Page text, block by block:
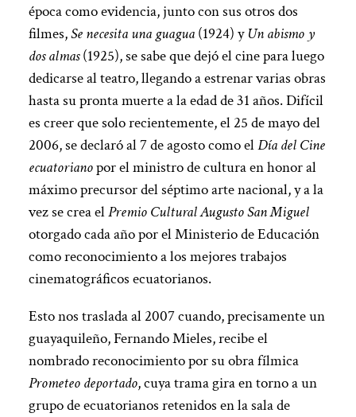
época como evidencia, junto con sus otros dos
filmes,Se necesita una guagua(1924) y Un abismo y
dos almas(1925), se sabe que dejó el cine para luego
dedicarse al teatro, llegando a estrenar varias obras
hasta su pronta muerte a la edad de 31 años. Difícil
es creer que solo recientemente, el 25 de mayo del
2006, se declaró al 7 de agosto como elDía del Cine
ecuatorianopor el ministro de cultura en honor al
máximo precursor del séptimo arte nacional, y a la
vez se crea elPremio Cultural Augusto San Miguel
otorgado cada año por el Ministerio de Educación
como reconocimiento a los mejores trabajos
cinematográficos ecuatorianos.
Esto nos traslada al 2007 cuando, precisamente un
guayaquileño, Fernando Mieles, recibe el
nombrado reconocimiento por su obra fílmica
Prometeo deportado, cuya trama gira en torno a un
grupo de ecuatorianos retenidos en la sala de